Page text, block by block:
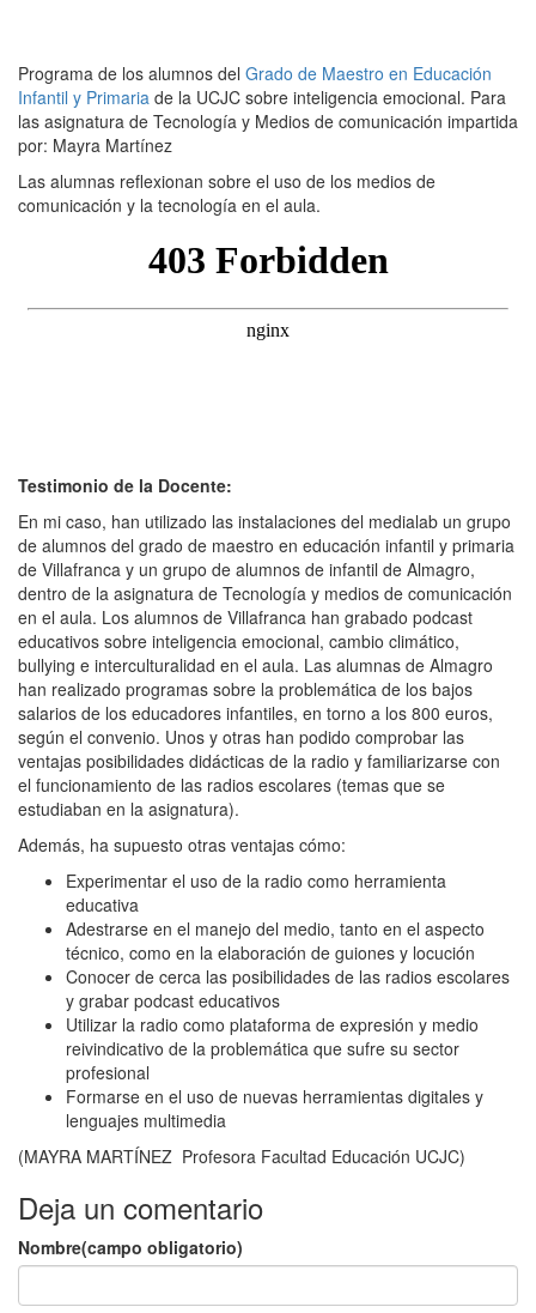
Programa de los alumnos del Grado de Maestro en Educación
Infantil y Primaria de la UCJC sobre inteligencia emocional. Para
las asignatura de Tecnología y Medios de comunicación impartida
por: Mayra Martínez
Las alumnas reflexionan sobre el uso de los medios de
comunicación y la tecnología en el aula.
Testimonio de la Docente:
En mi caso, han utilizado las instalaciones del medialab un grupo
de alumnos del grado de maestro en educación infantil y primaria
de Villafranca y un grupo de alumnos de infantil de Almagro,
dentro de la asignatura de Tecnología y medios de comunicación
en el aula. Los alumnos de Villafranca han grabado podcast
educativos sobre inteligencia emocional, cambio climático,
bullying e interculturalidad en el aula. Las alumnas de Almagro
han realizado programas sobre la problemática de los bajos
salarios de los educadores infantiles, en torno a los 800 euros,
según el convenio. Unos y otras han podido comprobar las
ventajas posibilidades didácticas de la radio y familiarizarse con
el funcionamiento de las radios escolares (temas que se
estudiaban en la asignatura).
Además, ha supuesto otras ventajas cómo:
Experimentar el uso de la radio como herramienta
educativa
Adestrarse en el manejo del medio, tanto en el aspecto
técnico, como en la elaboración de guiones y locución
Conocer de cerca las posibilidades de las radios escolares
y grabar podcast educativos
Utilizar la radio como plataforma de expresión y medio
reivindicativo de la problemática que sufre su sector
profesional
Formarse en el uso de nuevas herramientas digitales y
lenguajes multimedia
(MAYRA MARTÍNEZ Profesora Facultad Educación UCJC)
Deja un comentario
Nombre(campo obligatorio)